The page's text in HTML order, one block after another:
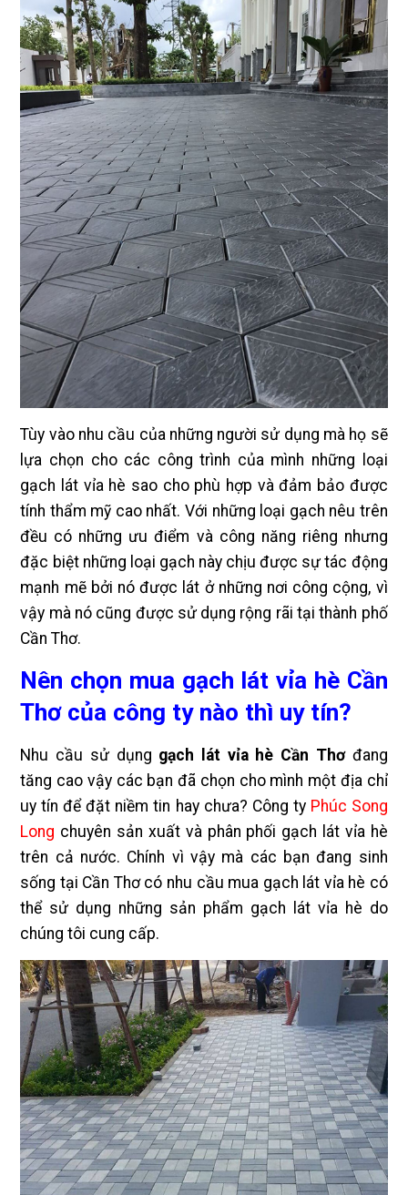
Tùy vào nhu cầu của những người sử dụng mà họ sẽ
lựa chọn cho các công trình của mình những loại
gạch lát vỉa hè sao cho phù hợp và đảm bảo được
tính thẩm mỹ cao nhất. Với những loại gạch nêu trên
đều có những ưu điểm và công năng riêng nhưng
đặc biệt những loại gạch này chịu được sự tác động
mạnh mẽ bởi nó được lát ở những nơi công cộng, vì
vậy mà nó cũng được sử dụng rộng rãi tại thành phố
Cần Thơ.
Nên chọn mua gạch lát vỉa hè Cần
Thơ của công ty nào thì uy tín?
Nhu cầu sử dụng gạch lát vỉa hè Cần Thơđang
tăng cao vậy các bạn đã chọn cho mình một địa chỉ
uy tín để đặt niềm tin hay chưa? Công ty Phúc Song
Long chuyên sản xuất và phân phối gạch lát vỉa hè
trên cả nước. Chính vì vậy mà các bạn đang sinh
sống tại Cần Thơ có nhu cầu mua gạch lát vỉa hè có
thể sử dụng những sản phẩm gạch lát vỉa hè do
chúng tôi cung cấp.